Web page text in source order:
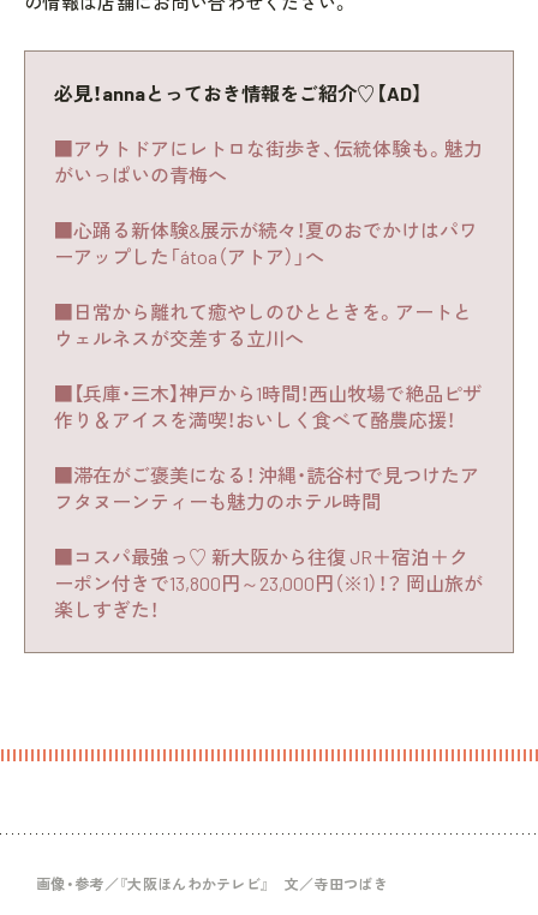
必見！annaとっておき情報をご紹介♡【AD】
■アウトドアにレトロな街歩き、伝統体験も。魅力
がいっぱいの青梅へ
■心踊る新体験&展示が続々！夏のおでかけはパワ
ーアップした「átoa（アトア）」へ
■日常から離れて癒やしのひとときを。アートと
ウェルネスが交差する立川へ
■【兵庫・三木】神戸から1時間！西山牧場で絶品ピザ
作り＆アイスを満喫！おいしく食べて酪農応援！
■滞在がご褒美になる！ 沖縄・読谷村で見つけたア
フタヌーンティーも魅力のホテル時間
■コスパ最強っ♡ 新大阪から往復 JR＋宿泊＋ク
ーポン付きで13,800円～23,000円（※1）！？ 岡山旅が
楽しすぎた！
画像・参考／『大阪ほんわかテレビ』 文／寺田つばき